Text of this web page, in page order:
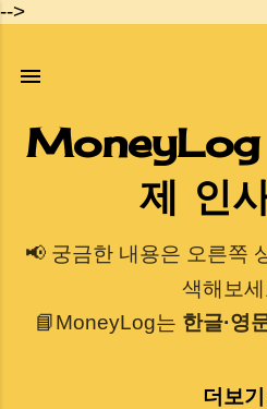
-->
기본 콘텐츠
MoneyLog
제 인
📢 궁금한 내용은 오른쪽
색해보세
📘MoneyLog는 한글·영
더보